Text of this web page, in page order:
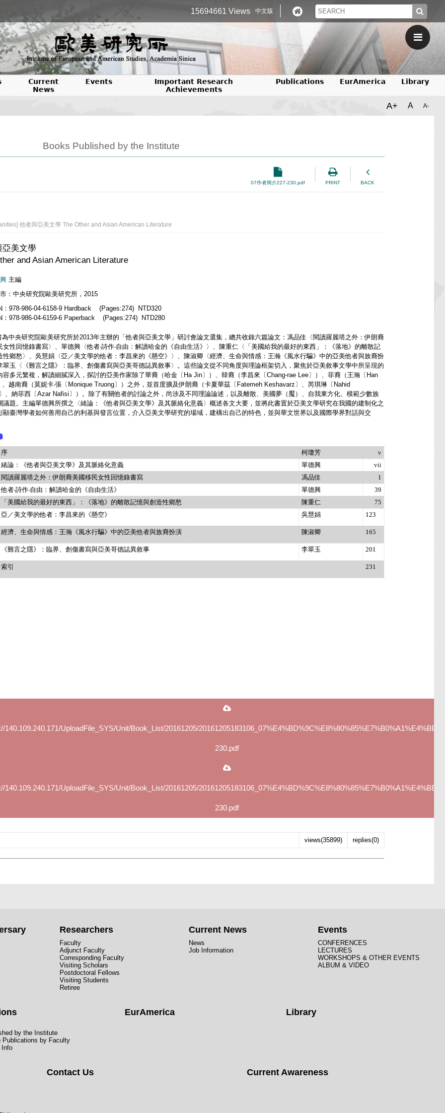
15694661 Views 中文版
Current
News
Events
Important Research
Achievements
Publications EurAmerica Library
A+ A A-
Books Published by the Institute
07作者簡介227-230.pdf PRINT BACK
他者與亞美文學 The Other and Asian American Literature
亞美文學
and Asian American Literature
主編
：中央研究院歐美研究所，2015
：978-986-04-6158-9 Hardback (Pages:274) NTD320
：978-986-04-6159-6 Paperback (Pages:274) NTD280
為中央研究院歐美研究所於2013年主辦的「他者與亞美文學」研討會論文選集，總共收錄六篇論文：馮品佳〈閱讀羅麗塔之外：伊朗裔
女性回憶錄書寫〉、單德興〈他者‧詩作‧自由：解讀哈金的《自由生活》〉、陳重仁〈「美國給我的最好的東西」：《落地》的離散記
性鄉愁〉、吳慧娟〈亞／美文學的他者：李昌來的《懸空》〉、陳淑卿〈經濟、生命與情感：王瀚《風水行騙》中的亞美他者與族裔扮
翠玉〈《難言之隱》：臨界、創傷書寫與亞美哥德誌異敘事〉。這些論文從不同角度與理論框架切入，聚焦於亞美敘事文學中所呈現的
容多元繁複，解讀細膩深入，探討的亞美作家除了華裔（哈金〔Ha Jin〕）、韓裔（李昌來〔Chang-rae Lee〕）、菲裔（王瀚〔Han
、越南裔（莫妮卡‧張〔Monique Truong〕）之外，並首度擴及伊朗裔（卡夏華茲〔Fatemeh Keshavarz〕、芮琪琳〔Nahid
、納菲西〔Azar Nafisi〕）。除了有關他者的討論之外，尚涉及不同理論論述，以及離散、美國夢（魘）、自我東方化、模範少數族
議題。主編單德興所撰之〈緒論：《他者與亞美文學》及其脈絡化意義〉概述各文大要，並將此書置於亞美文學研究在我國的建制化之
顯臺灣學者如何善用自己的利基與發言位置，介入亞美文學研究的場域，建構出自己的特色，並與華文世界以及國際學界對話與交
序 柯瓊芳
v
緒論：《他者與亞美文學》及其脈絡化意義 單德興
vii
閱讀羅麗塔之外：伊朗裔美國移民女性回憶錄書寫 馮品佳
1
他者‧詩作‧自由：解讀哈金的《自由生活》 單德興
39
「美國給我的最好的東西」：《落地》的離散記憶與創造性鄉愁 陳重仁
75
亞／美文學的他者：李昌來的《懸空》 吳慧娟 123
經濟、生命與情感：王瀚《風水行騙》中的亞美他者與族裔扮演 陳淑卿 165
《難言之隱》：臨界、創傷書寫與亞美哥德誌異敘事 李翠玉 201
索引 231
140.109.240.171/UploadFile_SYS/Unit/Book_List/20161205/
230.pdf
140.109.240.171/UploadFile_SYS/Unit/Book_List/20161205/
230.pdf
replies(0)
views(35899)
Researchers
Faculty
Adjunct Faculty
Corresponding Faculty
Visiting Scholars
Postdoctoral Fellows
Visiting Students
Retiree
Current News
News
Job Information
Events
CONFERENCES
LECTURES
WORKSHOPS & OTHER EVENTS
ALBUM & VIDEO
by the Institute
Publications by Faculty
Info
EurAmerica Library
Contact Us Current Awareness